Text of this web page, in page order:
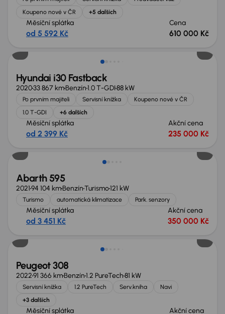
Koupeno nové v ČR
+5 dalších
Měsíční splátka
od 5 592 Kč
Cena
610 000 Kč
Zlevněno o 35 000 Kč
Hyundai i30 Fastback
202033 867 kmBenzín1.0 T-GDI88 kW
Po prvním majiteli Servisní knížka
Koupeno nové v ČR
1.0 T-GDI
+6 dalších
Měsíční splátka
od 2 399 Kč
Akční cena
235 000 Kč
Zlevněno o 55 000 Kč
Abarth 595
202194 104 kmBenzínTurismo121 kW
Turismo automatická klimatizace Park. senzory
Měsíční splátka
od 3 451 Kč
Akční cena
350 000 Kč
Zlevněno o 20 000 Kč
Peugeot 308
202291 366 kmBenzín1.2 PureTech81 kW
Servisní knížka 1.2 PureTech Serv.kniha
Navi
+3 dalších
Měsíční splátka Akční cena